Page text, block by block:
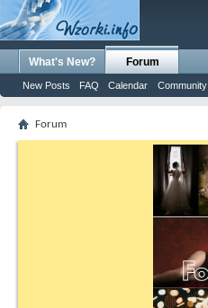
What's New? Forum
New Posts FAQ Calendar Community
Forum